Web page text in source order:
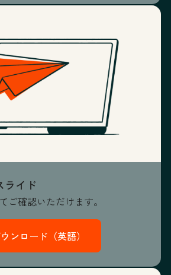
ライド
ご確認いただけます。
ンロード（英語）